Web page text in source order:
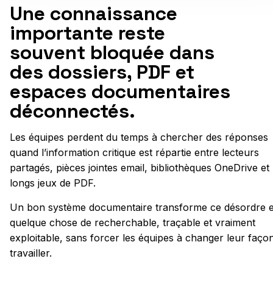
Une connaissance
importante reste
souvent bloquée dans
des dossiers, PDF et
espaces documentaires
déconnectés.
Les équipes perdent du temps à chercher des réponses
quand l’information critique est répartie entre lecteurs
partagés, pièces jointes email, bibliothèques OneDrive et
longs jeux de PDF.
Un bon système documentaire transforme ce désordre
quelque chose de recherchable, traçable et vraiment
exploitable, sans forcer les équipes à changer leur
travailler.